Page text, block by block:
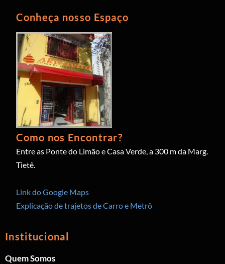
Conheça nosso Espaço
Como nos Encontrar?
Entre as Ponte do Limão e Casa Verde, a 300 m da Marg.
Tietê.
Link do Google Maps
Explicação de trajetos de Carro e Metrô
Institucional
Quem Somos